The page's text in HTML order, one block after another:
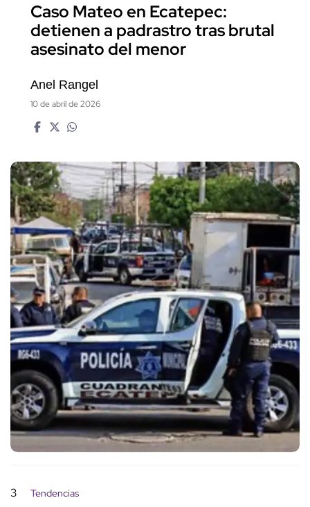
Caso Mateo en Ecatepec:
detienen a padrastro tras brutal
asesinato del menor
Anel Rangel
10 de abril de 2026
3 Tendencias